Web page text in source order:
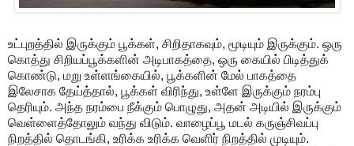
உட்புறத்தில் இருக்கும் பூக்கள், சிறிதாகவும், மூடியும் இருக்கும். ஒரு
கொத்து சிறியப்பூக்களின் அடிபாகத்தை, ஒரு கையில் பிடித்துக்
கொண்டு, மறு உள்ளங்கையில், பூக்களின் மேல் பாகத்தை
இலேசாக தேய்த்தால், பூக்கள் விரிந்து, உள்ளே இருக்கும் நரம்பு
தெரியும். அந்த நரம்பை நீக்கும் பொழுது, அதன் அடியில் இருக்கும்
வெள்ளைத்தோலும் வந்து விடும். வாழைப்பூ மடல் கருஞ்சிவப்பு
நிறத்தில் தொடங்கி, உரிக்க உரிக்க வெளிர் நிறத்தில் முடியும்.